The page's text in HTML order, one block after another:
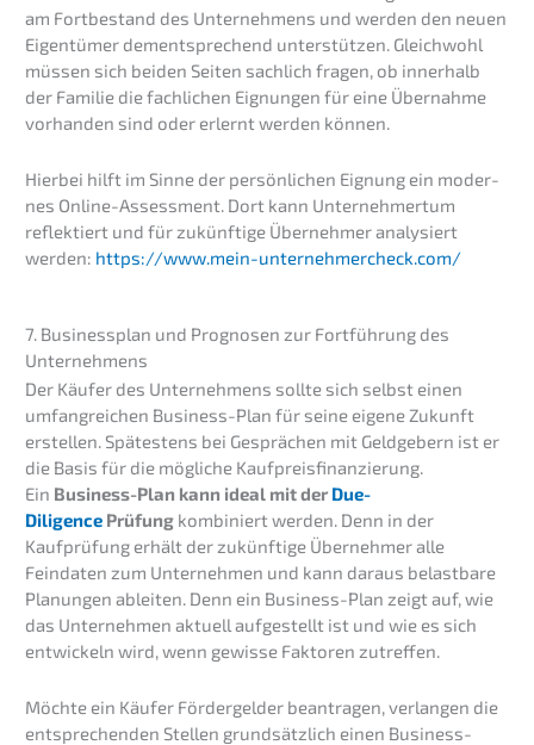
am Fortbe­stand des Unter­neh­mens und werden den neuen
Eigen­tü­mer dementspre­chend unter­stüt­zen. Gleich­wohl
müssen sich beiden Seiten sachlich fragen, ob inner­halb
der Familie die fachli­chen Eignun­gen für eine Übernah­me
vorhan­den sind oder erlernt werden können.
Hierbei hilft im Sinne der persön­li­chen Eignung ein moder­
nes Online-Assess­ment. Dort kann Unter­neh­mer­tum
reflek­tiert und für zukünf­ti­ge Überneh­mer analy­siert
werden: https://www.mein-unternehmercheck.com/
7. Business­plan und Progno­sen zur Fortfüh­rung des
Unternehmens
Der Käufer des Unter­neh­mens sollte sich selbst einen
umfang­rei­chen Business-Plan für seine eigene Zukunft
erstel­len. Spätes­tens bei Gesprä­chen mit Geldge­bern ist er
die Basis für die mögli­che Kaufpreis­fi­nan­zie­rung.
Ein Business-Plan kann ideal mit der Due-
Diligence Prüfung kombi­niert werden. Denn in der
Kaufprü­fung erhält der zukünf­ti­ge Überneh­mer alle
Feinda­ten zum Unter­neh­men und kann daraus belast­ba­re
Planun­gen ablei­ten. Denn ein Business-Plan zeigt auf, wie
das Unter­neh­men aktuell aufge­stellt ist und wie es sich
entwi­ckeln wird, wenn gewis­se Fakto­ren zutreffen.
Möchte ein Käufer Förder­gel­der beantra­gen, verlan­gen die
entspre­chen­den Stellen grund­sätz­lich einen Business-